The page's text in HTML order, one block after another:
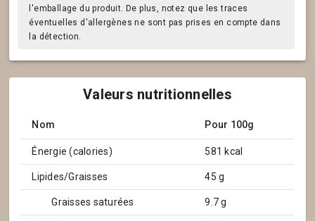
l'emballage du produit. De plus, notez que les traces
éventuelles d'allergènes ne sont pas prises en compte dans
la détection.
Valeurs nutritionnelles
Nom Pour 100g
Énergie (calories) 581 kcal
Lipides/Graisses 45 g
Graisses saturées 9.7 g